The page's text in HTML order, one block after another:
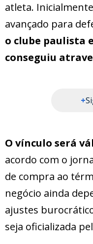
atleta.
avançado para
o clube paulista
conseguiu
+
O vínculo será
acordo com o
de compra ao
negócio ainda
ajustes
seja oficializada